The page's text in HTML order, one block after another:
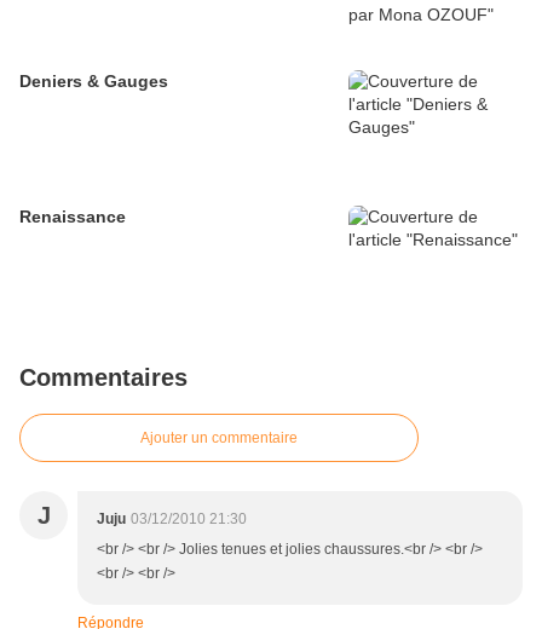
Deniers & Gauges
Renaissance
Commentaires
Ajouter un commentaire
J Juju 03/12/2010 21:30
<br /> <br /> Jolies tenues et jolies chaussures.<br /> <br />
<br /> <br />
Répondre